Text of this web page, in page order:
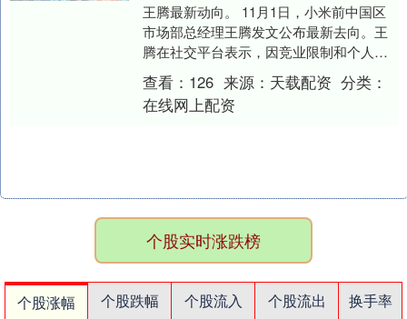
王腾最新动向。 11月1日，小米前中国区
市场部总经理王腾发文公布最新去向。王
腾在社交平台表示，因竞业限制和个人兴
趣，正式和手机行业说声再见，“11月开始
准备尝试....
查看： 126 来源： 天载配资 分类：
在线网上配资
个股实时涨跌榜
个股涨幅 个股跌幅 个股流入 个股流出
换手率